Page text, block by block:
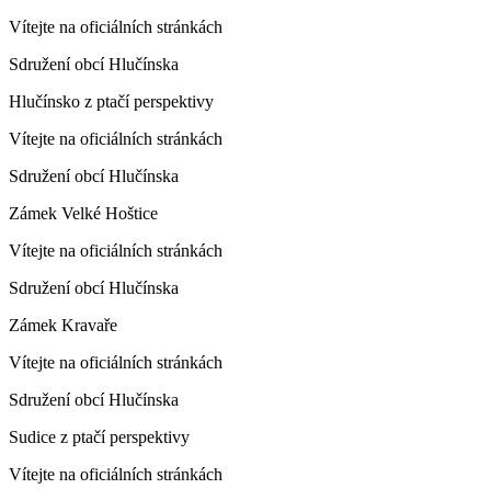
Vítejte na oficiálních stránkách
Sdružení obcí Hlučínska
Hlučínsko z ptačí perspektivy
Vítejte na oficiálních stránkách
Sdružení obcí Hlučínska
Zámek Velké Hoštice
Vítejte na oficiálních stránkách
Sdružení obcí Hlučínska
Zámek Kravaře
Vítejte na oficiálních stránkách
Sdružení obcí Hlučínska
Sudice z ptačí perspektivy
Vítejte na oficiálních stránkách